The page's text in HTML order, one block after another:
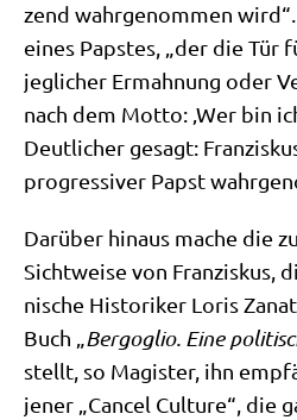
zend wahr­ge­nom­men
eines Pap­stes, „der die Tür
jeg­li­cher Ermah­nung oder
nach dem Mot­to: ‚Wer bin
Deut­li­cher gesagt:
pro­gres­si­ver Papst
Dar­über hin­aus mache die
Sicht­wei­se von Fran­zis­kus,
ni­sche Histo­ri­ker Loris
Buch „Berg­o­glio. Eine
stellt, so Magi­ster, ihn
jener „Can­cel Cul­tu­re“, die